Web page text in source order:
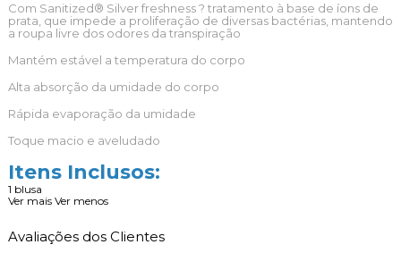
Com Sanitized® Silver freshness ? tratamento à base de íons de
prata, que impede a proliferação de diversas bactérias, mantendo
a roupa livre dos odores da transpiração
Mantém estável a temperatura do corpo
Alta absorção da umidade do corpo
Rápida evaporação da umidade
Toque macio e aveludado
Itens Inclusos:
1 blusa
Ver mais Ver menos
Avaliações dos Clientes